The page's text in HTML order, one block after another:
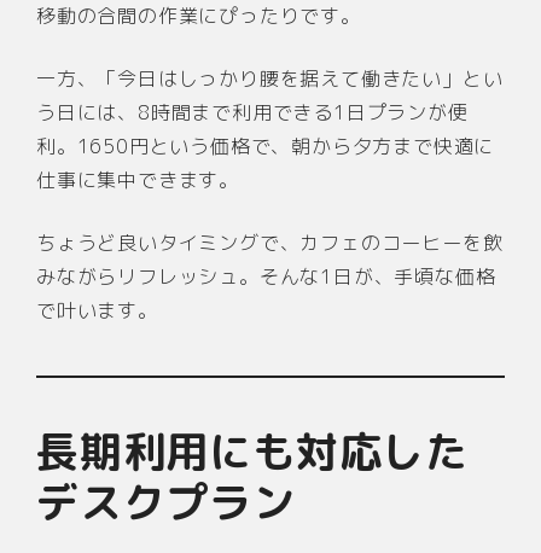
移動の合間の作業にぴったりです。
一方、「今日はしっかり腰を据えて働きたい」とい
う日には、8時間まで利用できる1日プランが便
利。1650円という価格で、朝から夕方まで快適に
仕事に集中できます。
ちょうど良いタイミングで、カフェのコーヒーを飲
みながらリフレッシュ。そんな1日が、手頃な価格
で叶います。
長期利用にも対応した
デスクプラン